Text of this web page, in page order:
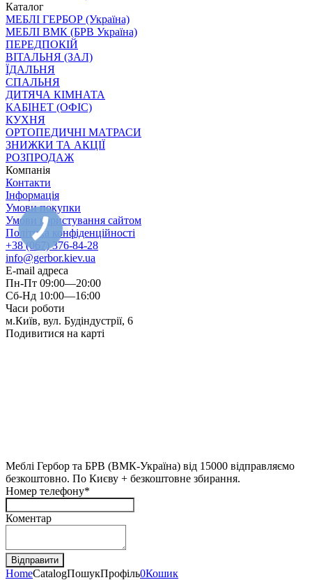
Каталог
МЕБЛІ ГЕРБОР (Україна)
МЕБЛІ ВМК (БРВ Україна)
ПЕРЕДПОКІЙ
ВІТАЛЬНЯ (ЗАЛ)
ЇДАЛЬНЯ
СПАЛЬНЯ
ДИТЯЧА КІМНАТА
КАБІНЕТ (ОФІС)
КУХНЯ
ОРТОПЕДИЧНІ МАТРАСИ
ЗНИЖКИ ТА АКЦІЇ
РОЗПРОДАЖ
Компанія
Контакти
Інформація
Умови покупки
Умови користування сайтом
Політика конфіденційності
+38 (067) 376-84-28
info@gerbor.kiev.ua
E-mail адреса
Пн-Пт 09:00—20:00
Сб-Нд 10:00—16:00
Часи роботи
м.Київ, вул. Будіндустрії, 6
Подивитися на карті
Меблі Гербор та БРВ (ВМК-Україна) від 15000 відправляємо
безкоштовно. По Києву + безкоштовне збирання.
Номер телефону*
Коментар
HomeCatalogПошукПрофіль0Кошик